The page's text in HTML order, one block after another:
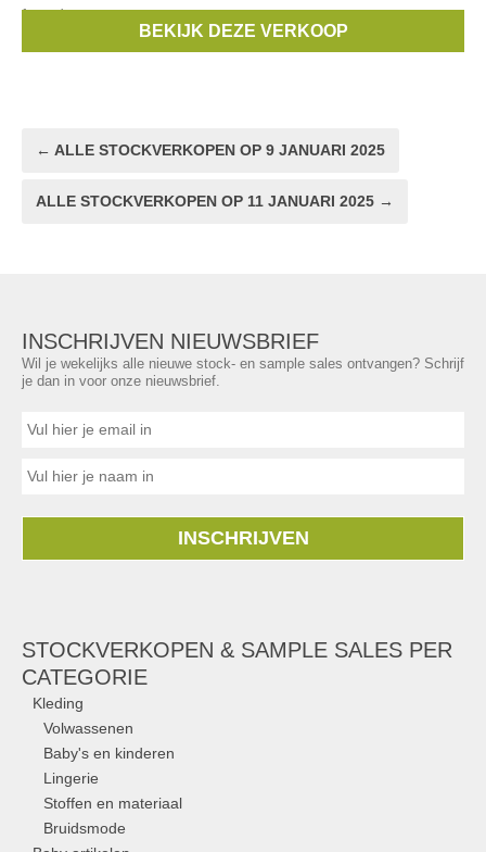
feestdagen geven we nog
RainPharma
BEKIJK DEZE VERKOOP
← ALLE STOCKVERKOPEN OP 9 JANUARI 2025
ALLE STOCKVERKOPEN OP 11 JANUARI 2025 →
INSCHRIJVEN NIEUWSBRIEF
Wil je wekelijks alle nieuwe stock- en sample sales ontvangen? Schrijf
je dan in voor onze nieuwsbrief.
INSCHRIJVEN
STOCKVERKOPEN & SAMPLE SALES PER
CATEGORIE
Kleding
Volwassenen
Baby's en kinderen
Lingerie
Stoffen en materiaal
Bruidsmode